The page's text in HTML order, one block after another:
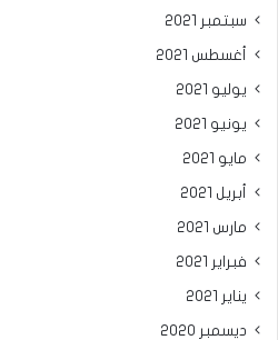
سبتمبر 2021
أغسطس 2021
يوليو 2021
يونيو 2021
مايو 2021
أبريل 2021
مارس 2021
فبراير 2021
يناير 2021
ديسمبر 2020